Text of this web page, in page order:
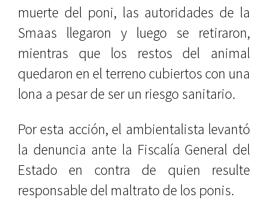
muerte del poni, las autoridades de la
Smaas llegaron y luego se retiraron,
mientras que los restos del animal
quedaron en el terreno cubiertos con una
lona a pesar de ser un riesgo sanitario.
Por esta acción, el ambientalista levantó
la denuncia ante la Fiscalía General del
Estado en contra de quien resulte
responsable del maltrato de los ponis.